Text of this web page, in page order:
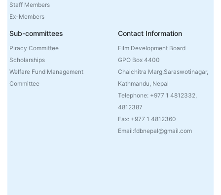
Staff Members
Ex-Members
Sub-committees
Piracy Committee
Scholarships
Welfare Fund Management
Committee
Contact Information
Film Development Board
GPO Box 4400
Chalchitra Marg,Saraswotinagar,
Kathmandu, Nepal
Telephone: +977 1 4812332,
4812387
Fax: +977 1 4812360
Email:fdbnepal@gmail.com